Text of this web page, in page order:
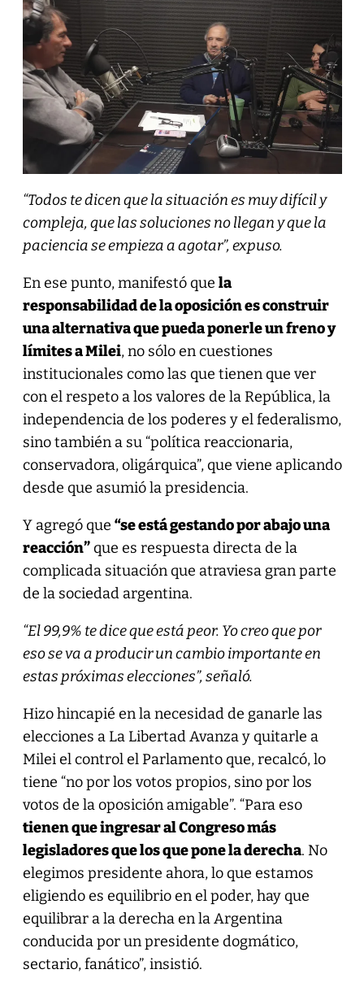
“Todos te dicen que la situación es muy difícil y
compleja, que las soluciones no llegan y que la
paciencia se empieza a agotar”, expuso.
En ese punto, manifestó que la
responsabilidad de la oposición es construir
una alternativa que pueda ponerle un freno y
límites a Milei, no sólo en cuestiones
institucionales como las que tienen que ver
con el respeto a los valores de la República, la
independencia de los poderes y el federalismo,
sino también a su “política reaccionaria,
conservadora, oligárquica”, que viene aplicando
desde que asumió la presidencia.
Y agregó que “se está gestando por abajo una
reacción”que es respuesta directa de la
complicada situación que atraviesa gran parte
de la sociedad argentina.
“El 99,9% te dice que está peor. Yo creo que por
eso se va a producir un cambio importante en
estas próximas elecciones”, señaló.
Hizo hincapié en la necesidad de ganarle las
elecciones a La Libertad Avanza y quitarle a
Milei el control el Parlamento que, recalcó, lo
tiene “no por los votos propios, sino por los
votos de la oposición amigable”. “Para eso
tienen que ingresar al Congreso más
legisladores que los que pone la derecha. No
elegimos presidente ahora, lo que estamos
eligiendo es equilibrio en el poder, hay que
equilibrar a la derecha en la Argentina
conducida por un presidente dogmático,
sectario, fanático”, insistió.